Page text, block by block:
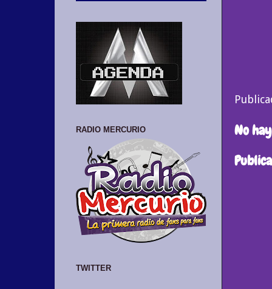
No
RADIO MERCURIO
TWITTER